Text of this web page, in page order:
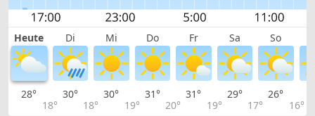
Heute Di Mi Do Fr Sa So
28°
18°
30°
18°
30°
19°
31°
20°
31°
19°
29°
17°
26°
16°